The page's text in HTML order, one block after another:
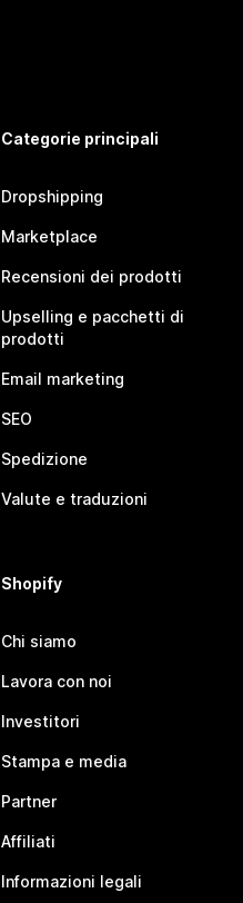
Categorie principali
Dropshipping
Marketplace
Recensioni dei prodotti
Upselling e pacchetti di
prodotti
Email marketing
SEO
Spedizione
Valute e traduzioni
Shopify
Chi siamo
Lavora con noi
Investitori
Stampa e media
Partner
Affiliati
Informazioni legali